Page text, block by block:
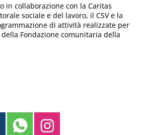
in collaborazione con la Caritas
sociale e del lavoro, il CSV e la
di attività realizzate per
Fondazione comunitaria della